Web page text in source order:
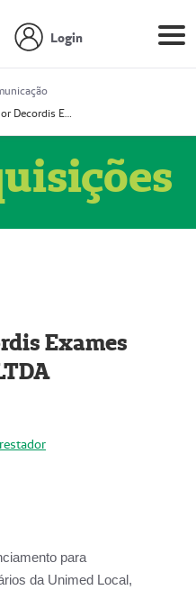
Login
Prestador Decordis Exames Cardiológicos LTDA (51004346-0)
Exames
para
da Unimed Local,